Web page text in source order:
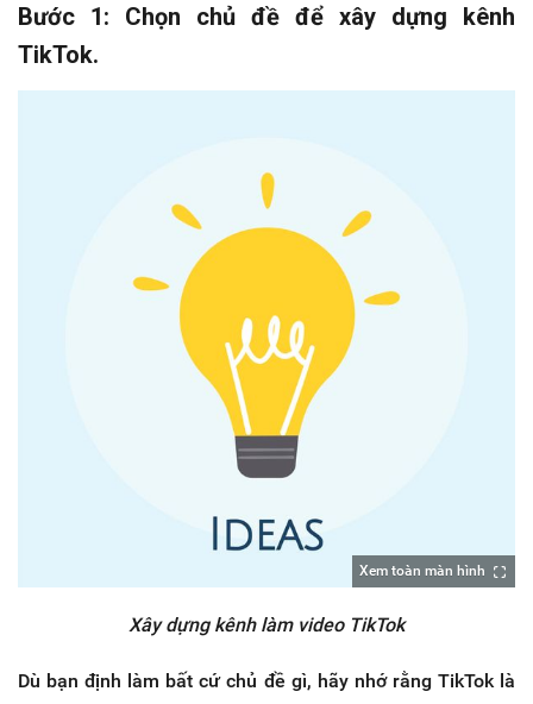
Bước 1: Chọn chủ đề để xây dựng kênh
TikTok.
Xem toàn màn hình
Xây dựng kênh làm video TikTok
Dù bạn định làm bất cứ chủ đề gì, hãy nhớ rằng TikTok là